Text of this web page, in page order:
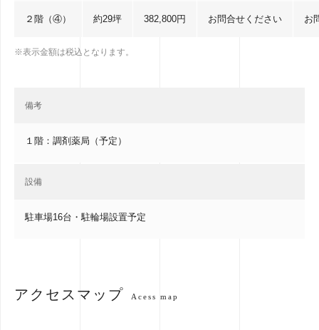
２階（④） 約29坪 382,800円 お問合せください お
※表示金額は税込となります。
備考
１階：調剤薬局（予定）
設備
駐車場16台・駐輪場設置予定
アクセスマップ Acess map